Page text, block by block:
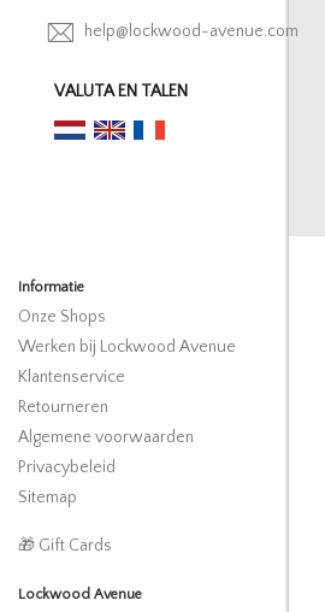
help@lockwood-avenue.com
VALUTA EN TALEN
Informatie
Onze Shops
Werken bij Lockwood Avenue
Klantenservice
Retourneren
Algemene voorwaarden
Privacybeleid
Sitemap
🎁 Gift Cards
Lockwood Avenue